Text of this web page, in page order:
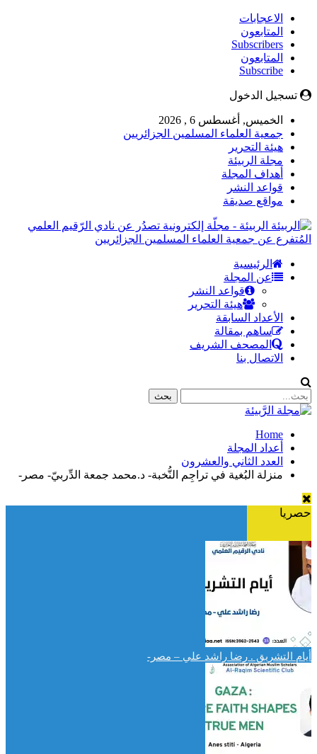
الاعجابات
المتابعون
Subscribers
المتابعون
Subscribe
تسجيل الدخول
الخميس, أغسطس 6 , 2026
جمعية العلماء المسلمين الجزائريين
هيئة التحرير
مجلة الربيئة
أهداف المجلة
قواعد النشر
مواقع صديقة
الربيئة - مجلّة إلكترونية تصدُر عن نادي الرّقيم العلمي
المُتفرع عن جمعية العلماء المسلمين الجزائريين
الرئيسية
عن المجلة
قواعد النشر
هيئة التحرير
الأعداد السابقة
ساهم بمقالة
المصحف الشريف
الاتصال بنا
Home
أعداد المجلة
العدد الثاني والعشرون
منزلة البُغية في تراجِم النُّخبة- د.محمد جمعة الدِّربيّ- مصر-
حصريا
أيام التشريق . رضا راشد علي – مصر-